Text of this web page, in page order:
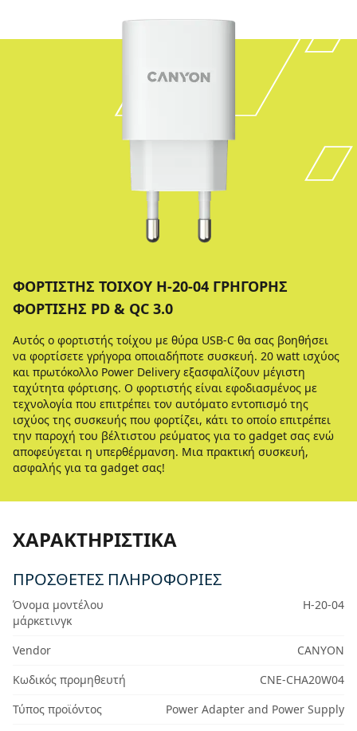
ΦΟΡΤΙΣΤΉΣ ΤΟΊΧΟΥ H-20-04 ΓΡΉΓΟΡΗΣ
ΦΌΡΤΙΣΗΣ PD & QC 3.0
Αυτός ο φορτιστής τοίχου με θύρα USB-C θα σας βοηθήσει
να φορτίσετε γρήγορα οποιαδήποτε συσκευή. 20 watt ισχύος
και πρωτόκολλο Power Delivery εξασφαλίζουν μέγιστη
ταχύτητα φόρτισης. Ο φορτιστής είναι εφοδιασμένος με
τεχνολογία που επιτρέπει τον αυτόματο εντοπισμό της
ισχύος της συσκευής που φορτίζει, κάτι το οποίο επιτρέπει
την παροχή του βέλτιστου ρεύματος για το gadget σας ενώ
αποφεύγεται η υπερθέρμανση. Μια πρακτική συσκευή,
ασφαλής για τα gadget σας!
ΧΑΡΑΚΤΗΡΙΣΤΙΚΆ
ΠΡΟΣΘΕΤΕΣ ΠΛΗΡΟΦΟΡΙΕΣ
Όνομα μοντέλου
μάρκετινγκ
H-20-04
Vendor
CANYON
Κωδικός προμηθευτή
CNE-CHA20W04
Τύπος προϊόντος
Power Adapter and Power Supply